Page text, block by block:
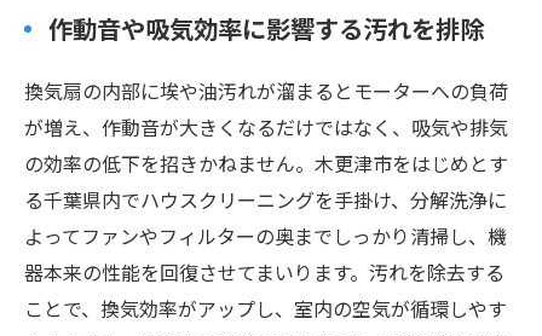
作動音や吸気効率に影響する汚れを排除
換気扇の内部に埃や油汚れが溜まるとモーターへの負荷
が増え、作動音が大きくなるだけではなく、吸気や排気
の効率の低下を招きかねません。木更津市をはじめとす
る千葉県内でハウスクリーニングを手掛け、分解洗浄に
よってファンやフィルターの奥までしっかり清掃し、機
器本来の性能を回復させてまいります。汚れを除去する
ことで、換気効率がアップし、室内の空気が循環しやす